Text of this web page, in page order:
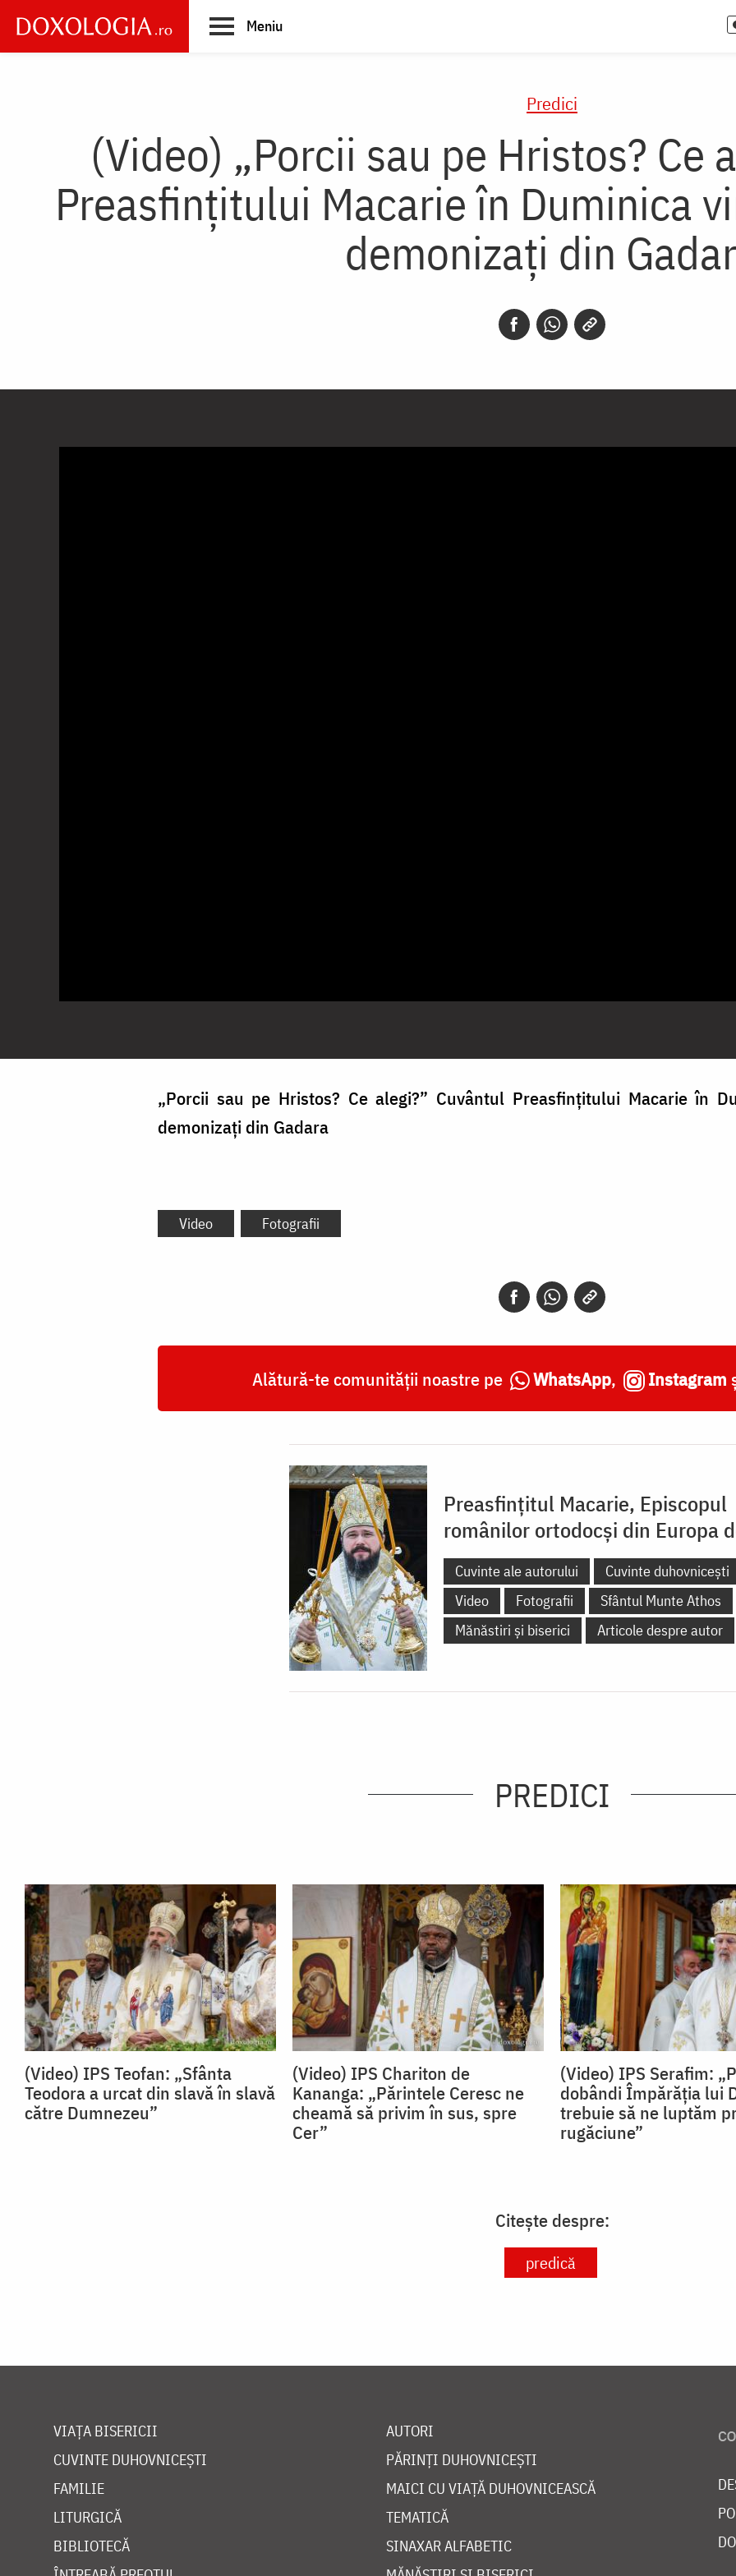
main
Meniu
Predici
(Video) „Porcii sau pe Hristos? Ce
Preasfințitului Macarie în Duminica
demonizați din
„Porcii sau pe Hristos? Ce alegi?” Cuvântul Preasfințitului Macarie în
demonizați din Gadara
Video Fotografii
Alătură-te comunității noastre pe WhatsApp, Instagram
Preasfințitul Macarie, Episcopul
românilor ortodocși din Europa
Cuvinte ale autorului Cuvinte duhovnicești
Video
Fotografii
Sfântul Munte Athos
Mănăstiri și biserici
Articole despre autor
PREDICI
(Video) IPS Teofan: „Sfânta
Teodora a urcat din slavă în slavă
către Dumnezeu”
(Video) IPS Chariton de
Kananga: „Părintele Ceresc ne
cheamă să privim în sus, spre
Cer”
(Video) IPS Serafim:
dobândi Împărăția lui
trebuie să ne luptăm
rugăciune”
Citește despre:
predică
VIAȚA BISERICII
CUVINTE DUHOVNICEȘTI
FAMILIE
LITURGICĂ
BIBLIOTECĂ
AUTORI
PĂRINȚI DUHOVNICEȘTI
MAICI CU VIAȚĂ DUHOVNICEASCĂ
TEMATICĂ
SINAXAR ALFABETIC